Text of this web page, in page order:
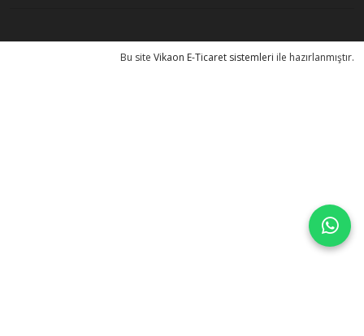
Bu site Vikaon E-Ticaret sistemleri ile hazırlanmıştır.